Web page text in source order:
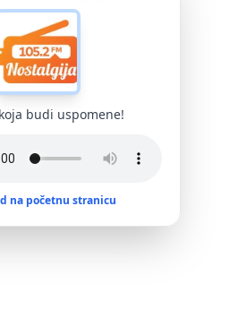
budi uspomene!
na početnu stranicu